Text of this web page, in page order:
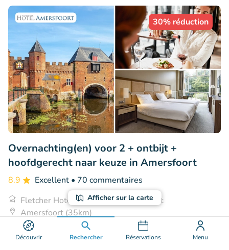
Découvrir Rechercher Réservations Menu
Afficher sur la carte
30% réduction
Overnachting(en) voor 2 + ontbijt +
hoofdgerecht naar keuze in Amersfoort
8.9 Excellent • 70 commentaires
Fletcher Hotel-Restaurant Amersfoort
Amersfoort (35km)
Vendu : 15
€139